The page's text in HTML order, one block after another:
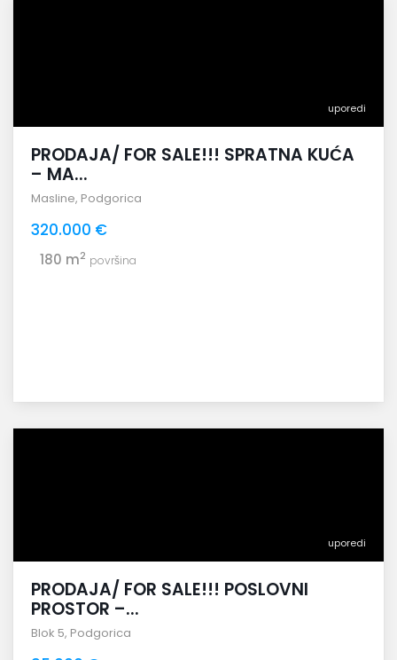
uporedi
PRODAJA/ FOR SALE!!! SPRATNA KUĆA
– MA...
Masline, Podgorica
320.000 €
180 m2 površina
uporedi
PRODAJA/ FOR SALE!!! POSLOVNI
PROSTOR –...
Blok 5, Podgorica